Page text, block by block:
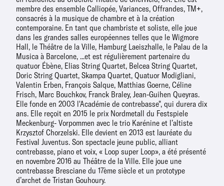
membre des ensemble Calliopée, Variances, Offrandes, TM+,
consacrés à la musique de chambre et à la création
contemporaine. En tant que chambriste et soliste, elle joue
dans les grandes salles européennes telles que le Wigmore
Hall, le Théâtre de la Ville, Hamburg Laeiszhalle, le Palau de la
Musica à Barcelone, ...et est régulièrement partenaire du
quatuor Ébène, Elias String Quartet, Belcea String Quartet,
Doric String Quartet, Skampa Quartet, Quatuor Modigliani,
Valentin Erben, François Salque, Matthias Goerne, Céline
Frisch, Marc Bouchkov, Franck Braley, Jean-Guihen Queyras.
Elle fonde en 2003 l'Académie de contrebasse", qui durera dix
ans. Elle reçoit en 2015 le prix Nordmetall du Festspiele
Meckenburg- Vorpommen avec le trio Karénine et l’altiste
Krzysztof Chorzelski. Elle devient en 2013 est lauréate du
Festival Juventus. Son spectacle jeune public, alliant
contrebasse, piano et voix, « Loop super Loop», a été présenté
en novembre 2016 au Théâtre de la Ville. Elle joue une
contrebasse Bresciane du 17ème siècle et un prototype
d’archet de Tristan Gouhoury.